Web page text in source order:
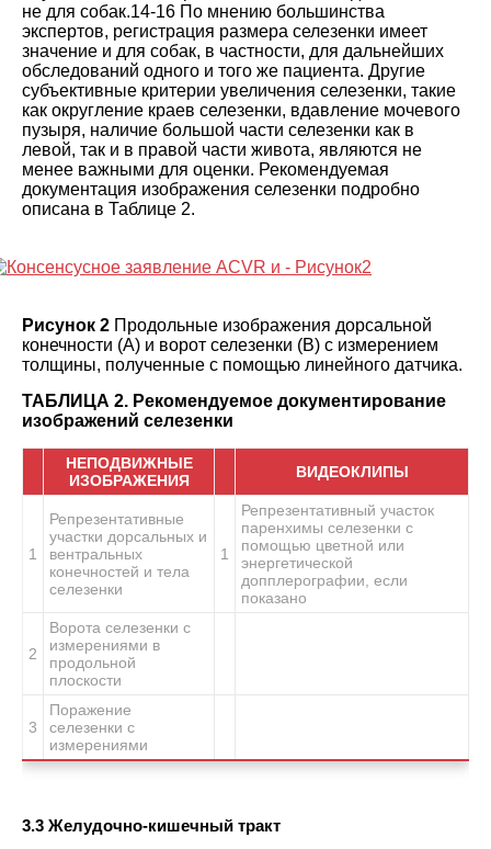
не для собак.14-16 По мнению большинства
экспертов, регистрация размера селезенки имеет
значение и для собак, в частности, для дальнейших
обследований одного и того же пациента. Другие
субъективные критерии увеличения селезенки, такие
как округление краев селезенки, вдавление мочевого
пузыря, наличие большой части селезенки как в
левой, так и в правой части живота, являются не
менее важными для оценки. Рекомендуемая
документация изображения селезенки подробно
описана в Таблице 2.
Рисунок 2 Продольные изображения дорсальной
конечности (А) и ворот селезенки (В) с измерением
толщины, полученные с помощью линейного датчика.
ТАБЛИЦА 2. Рекомендуемое документирование
изображений селезенки
НЕПОДВИЖНЫЕ
ИЗОБРАЖЕНИЯ
ВИДЕОКЛИПЫ
1
Репрезентативные
участки дорсальных и
вентральных
конечностей и тела
селезенки
1
Репрезентативный участок
паренхимы селезенки с
помощью цветной или
энергетической
допплерографии, если
показано
2
Ворота селезенки с
измерениями в
продольной
плоскости
3
Поражение
селезенки с
измерениями
3.3 Желудочно-кишечный тракт